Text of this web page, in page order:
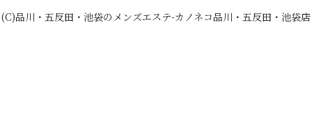
(C)品川・五反田・池袋のメンズエステ-カノネコ品川・五反田・池袋店